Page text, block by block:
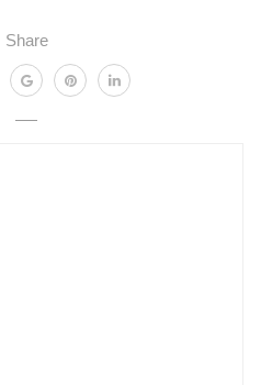
Share